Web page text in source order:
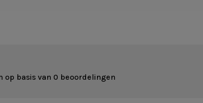
op basis van 0 beoordelingen